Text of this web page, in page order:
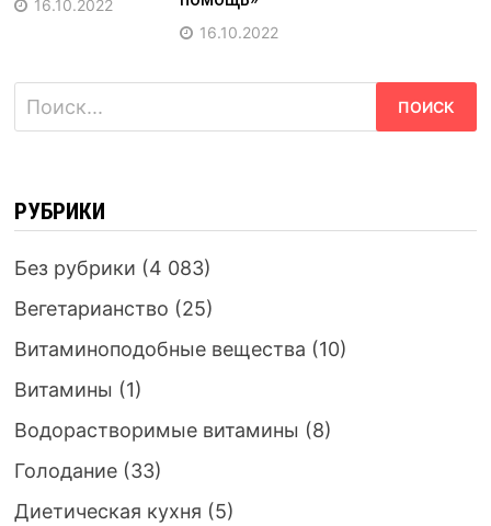
16.10.2022
16.10.2022
Найти:
РУБРИКИ
Без рубрики (4 083)
Вегетарианство (25)
Витаминоподобные вещества (10)
Витамины (1)
Водорастворимые витамины (8)
Голодание(33)
Диетическая кухня (5)